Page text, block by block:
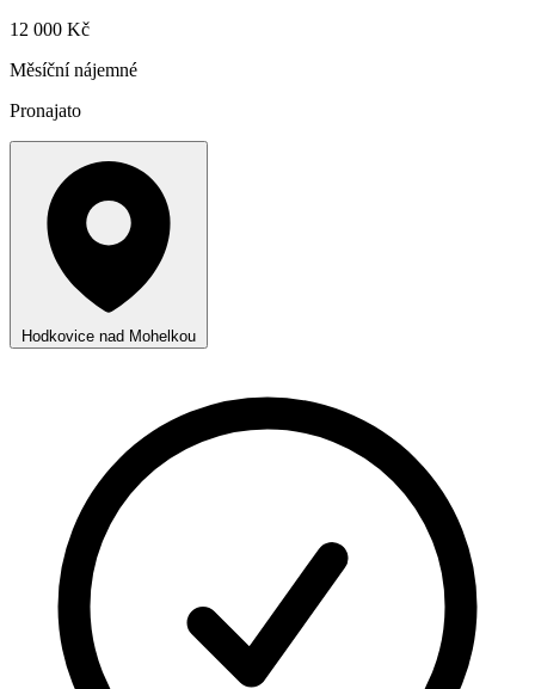
12 000 Kč
Měsíční nájemné
Pronajato
Hodkovice nad Mohelkou